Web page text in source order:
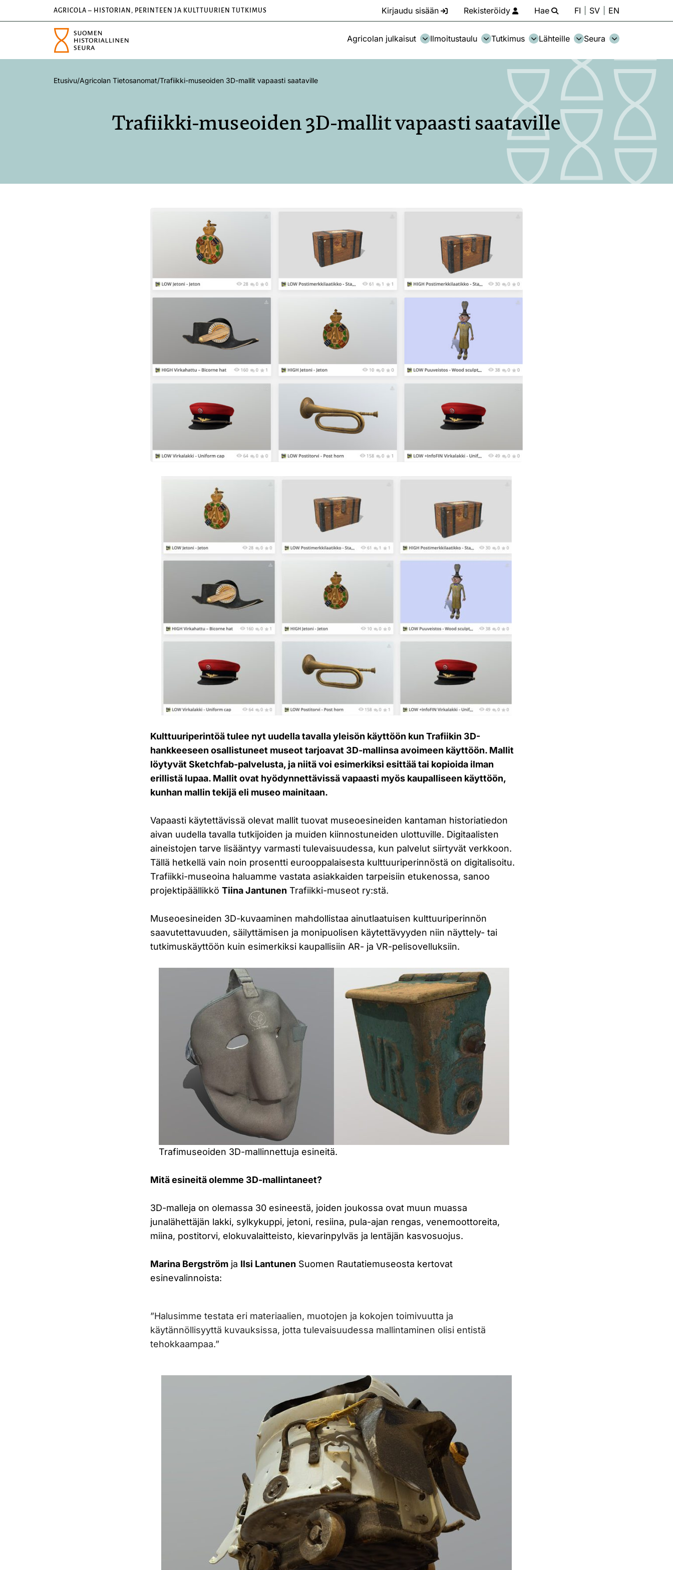
AGRICOLA – HISTORIAN, PERINTEEN JA KULTTUURIEN TUTKIMUS Kirjaudu sisään Rekisteröidy Hae FI SV EN
Agricolan julkaisut Ilmoitustaulu Tutkimus Lähteille Seura
Etusivu/Agricolan Tietosanomat/Trafiikki-museoiden 3D-mallit vapaasti saataville
Trafiikki-museoiden 3D-mallit vapaasti saataville
Kulttuuriperintöä tulee nyt uudella tavalla yleisön käyttöön kun Trafiikin 3D-
hankkeeseen osallistuneet museot tarjoavat 3D-mallinsa avoimeen käyttöön. Mallit
löytyvät Sketchfab-palvelusta, ja niitä voi esimerkiksi esittää tai kopioida ilman
erillistä lupaa. Mallit ovat hyödynnettävissä vapaasti myös kaupalliseen käyttöön,
kunhan mallin tekijä eli museo mainitaan.
Vapaasti käytettävissä olevat mallit tuovat museoesineiden kantaman historiatiedon
aivan uudella tavalla tutkijoiden ja muiden kiinnostuneiden ulottuville. Digitaalisten
aineistojen tarve lisääntyy varmasti tulevaisuudessa, kun palvelut siirtyvät verkkoon.
Tällä hetkellä vain noin prosentti eurooppalaisesta kulttuuriperinnöstä on digitalisoitu.
Trafiikki-museoina haluamme vastata asiakkaiden tarpeisiin etukenossa, sanoo
projektipäällikköTiina Jantunen Trafiikki-museot ry:stä.
Museoesineiden 3D-kuvaaminen mahdollistaa ainutlaatuisen kulttuuriperinnön
saavutettavuuden, säilyttämisen ja monipuolisen käytettävyyden niin näyttely- tai
tutkimuskäyttöön kuin esimerkiksi kaupallisiin AR- ja VR-pelisovelluksiin.
Trafimuseoiden 3D-mallinnettuja esineitä.
Mitä esineitä olemme 3D-mallintaneet?
3D-malleja on olemassa 30 esineestä, joiden joukossa ovat muun muassa
junalähettäjän lakki, sylkykuppi, jetoni, resiina, pula-ajan rengas, venemoottoreita,
miina, postitorvi, elokuvalaitteisto, kievarinpylväs ja lentäjän kasvosuojus.
Marina Bergström ja Ilsi Lantunen Suomen Rautatiemuseosta kertovat
esinevalinnoista:
”Halusimme testata eri materiaalien, muotojen ja kokojen toimivuutta ja
käytännöllisyyttä kuvauksissa, jotta tulevaisuudessa mallintaminen olisi entistä
tehokkaampaa.”